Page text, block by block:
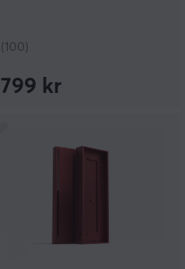
(100)
799 kr